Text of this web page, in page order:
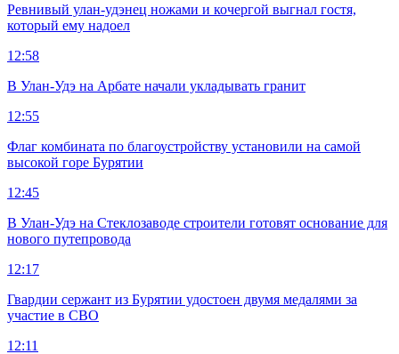
Ревнивый улан-удэнец ножами и кочергой выгнал гостя,
который ему надоел
12:58
В Улан-Удэ на Арбате начали укладывать гранит
12:55
Флаг комбината по благоустройству установили на самой
высокой горе Бурятии
12:45
В Улан-Удэ на Стеклозаводе строители готовят основание для
нового путепровода
12:17
Гвардии сержант из Бурятии удостоен двумя медалями за
участие в СВО
12:11